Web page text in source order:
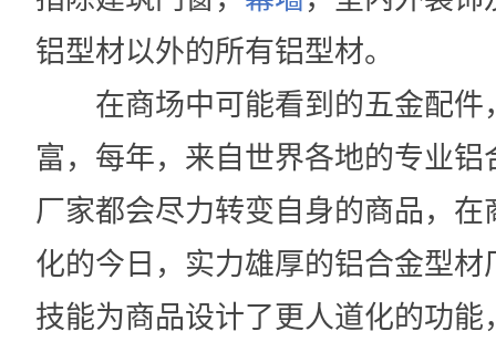
铝型材以外的所有铝型材。
在商场中可能看到的五金配件
富，每年，来自世界各地的专业铝
厂家都会尽力转变自身的商品，在
化的今日，实力雄厚的铝合金型材
技能为商品设计了更人道化的功能